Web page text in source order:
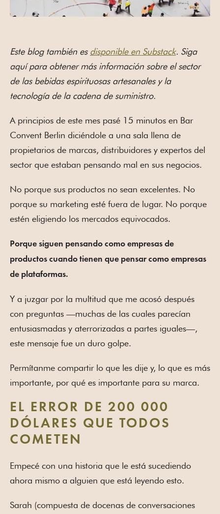
Este blog también es disponible en Substack. Siga
aquí para obtener más información sobre el sector
de las bebidas espirituosas artesanales y la
tecnología de la cadena de suministro.
A principios de este mes pasé 15 minutos en Bar
Convent Berlin diciéndole a una sala llena de
propietarios de marcas, distribuidores y expertos del
sector que estaban pensando mal en sus negocios.
No porque sus productos no sean excelentes. No
porque su marketing esté fuera de lugar. No porque
estén eligiendo los mercados equivocados.
Porque siguen pensando como empresas de
productos cuando tienen que pensar como empresas
de plataformas.
Y a juzgar por la multitud que me acosó después
con preguntas —muchas de las cuales parecían
entusiasmadas y aterrorizadas a partes iguales—,
este mensaje fue un duro golpe.
Permítanme compartir lo que les dije y, lo que es más
importante, por qué es importante para su marca.
EL ERROR DE 200 000
DÓLARES QUE TODOS
COMETEN
Empecé con una historia que le está sucediendo
ahora mismo a alguien que está leyendo esto.
Sarah (compuesta de docenas de conversaciones